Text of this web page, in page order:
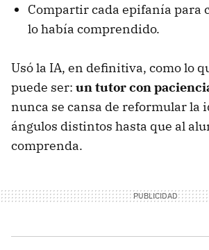
Compartir cada epifanía para
lo había comprendido.
Usó la IA, en definitiva, como lo
puede ser: un tutor con
nunca se cansa de reformular la
ángulos distintos hasta que al
comprenda.